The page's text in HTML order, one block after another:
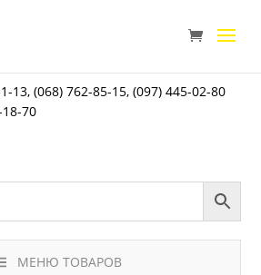
13,(068) 762-85-15,(097) 445-02-80
70
МЕНЮ ТОВАРОВ